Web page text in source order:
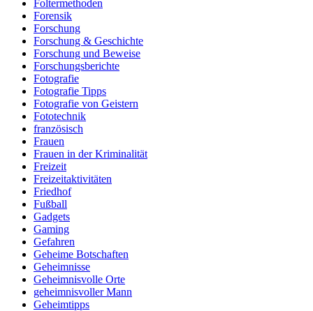
Foltermethoden
Forensik
Forschung
Forschung & Geschichte
Forschung und Beweise
Forschungsberichte
Fotografie
Fotografie Tipps
Fotografie von Geistern
Fototechnik
französisch
Frauen
Frauen in der Kriminalität
Freizeit
Freizeitaktivitäten
Friedhof
Fußball
Gadgets
Gaming
Gefahren
Geheime Botschaften
Geheimnisse
Geheimnisvolle Orte
geheimnisvoller Mann
Geheimtipps